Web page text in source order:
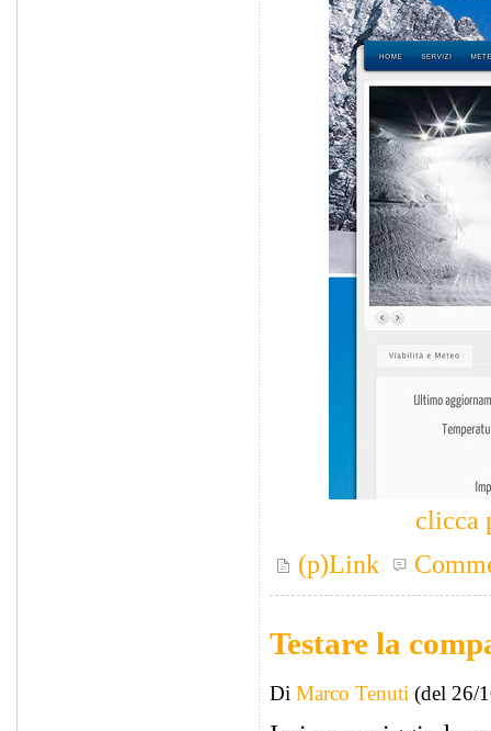
clicca
(p)Link
Testare la
Di Marco Tenuti (del 26/